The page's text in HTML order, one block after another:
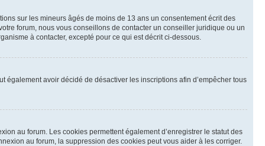
sur les mineurs âgés de moins de 13 ans un consentement écrit des
forum, nous vous conseillons de contacter un conseiller juridique ou un
à contacter, excepté pour ce qui est décrit ci-dessous.
également avoir décidé de désactiver les inscriptions afin d’empêcher tous
au forum. Les cookies permettent également d’enregistrer le statut des
au forum, la suppression des cookies peut vous aider à les corriger.